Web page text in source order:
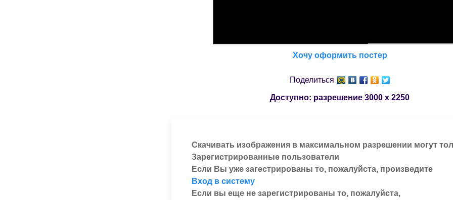
Хочу оформить постер
Поделиться
Доступно: разрешение 3000 x 2250
Скачивать изображения в максимальном разрешении могут
Зарегистрированные пользователи
Если Вы уже загестрированы то, пожалуйста, произведите
Вход в систему
Если вы еще не зарегистрированы то, пожалуйста,